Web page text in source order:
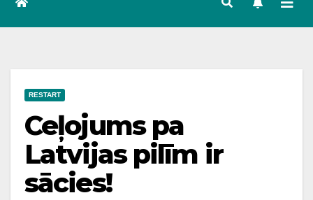
RESTART
Ceļojums pa
Latvijas pilīm ir
sācies!